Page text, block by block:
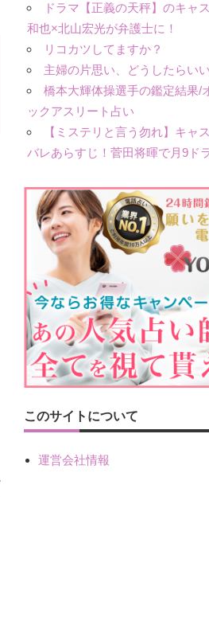
ドラマ【正義の天秤】のキャ
和也×北山宏光が弁護士に！
リコカツしてますか？
主婦の片思い、どうしたらい
橋本大輝体操選手の鑑定結果/
ックアスリート占い
【ミステリと言う勿れ】キャ
バレあらすじ！菅田将暉で月9ド
このサイトについて
運営会社情報